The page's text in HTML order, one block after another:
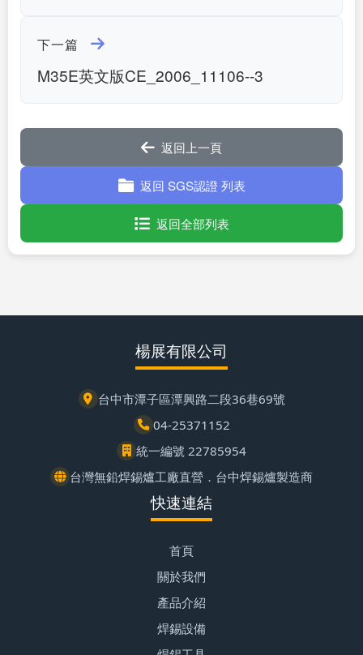
下一篇
M35E英文版CE_2006_11106--3
返回上一頁
返回 SGS認證 列表
返回全部列表
楊展有限公司
台中市潭子區潭興路二段36巷69號
04-25371152
統一編號 22785954
台灣無鉛焊錫爐工廠直營．台中焊錫爐製造商
快速連結
首頁
關於我們
產品介紹
焊錫設備